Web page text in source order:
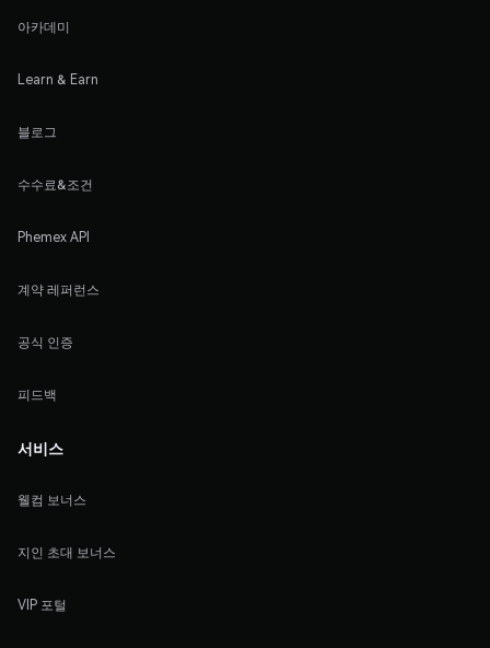
아카데미
Learn & Earn
블로그
수수료&조건
Phemex API
계약 레퍼런스
공식 인증
피드백
서비스
웰컴 보너스
지인 초대 보너스
VIP 포털